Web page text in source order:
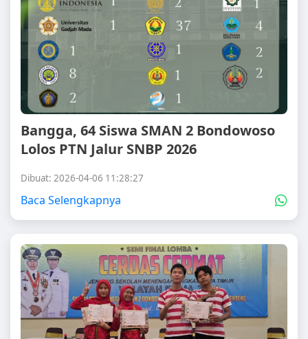
Bangga, 64 Siswa SMAN 2 Bondowoso
Lolos PTN Jalur SNBP 2026
Dibuat: 2026-04-06 11:28:27
Baca Selengkapnya